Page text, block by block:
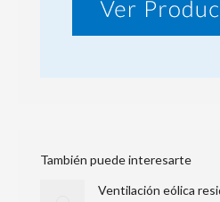
También puede interesarte
Ventilación eólica